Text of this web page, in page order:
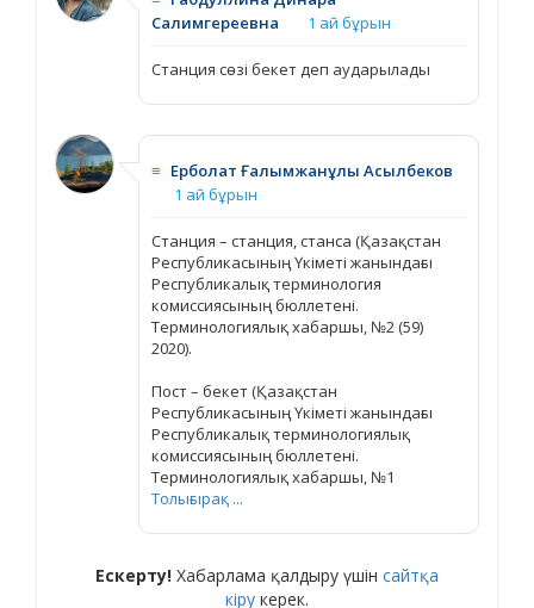
Салимгереевна
1 ай бұрын
Станция сөзі бекет деп аударылады
≡ Ерболат Ғалымжанұлы Асылбеков
1 ай бұрын
Станция – станция, станса (Қазақстан
Республикасының Үкіметі жанындағы
Республикалық терминология
комиссиясының бюллетені.
Терминологиялық хабаршы, №2 (59)
2020).
Пост – бекет (Қазақстан
Республикасының Үкіметі жанындағы
Республикалық терминологиялық
комиссиясының бюллетені.
Терминологиялық хабаршы, №1
Толығырақ ...
Ескерту! Хабарлама қалдыру үшін сайтқа
кіру керек.